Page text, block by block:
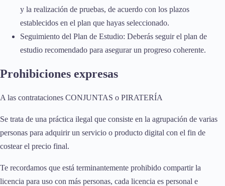
y la realización de pruebas, de acuerdo con los plazos
establecidos en el plan que hayas seleccionado.
Seguimiento del Plan de Estudio: Deberás seguir el plan de
estudio recomendado para asegurar un progreso coherente.
Prohibiciones expresas
A las contrataciones CONJUNTAS o PIRATERÍA
Se trata de una práctica ilegal que consiste en la agrupación de varias
personas para adquirir un servicio o producto digital con el fin de
costear el precio final.
Te recordamos que está terminantemente prohibido compartir la
licencia para uso con más personas, cada licencia es personal e